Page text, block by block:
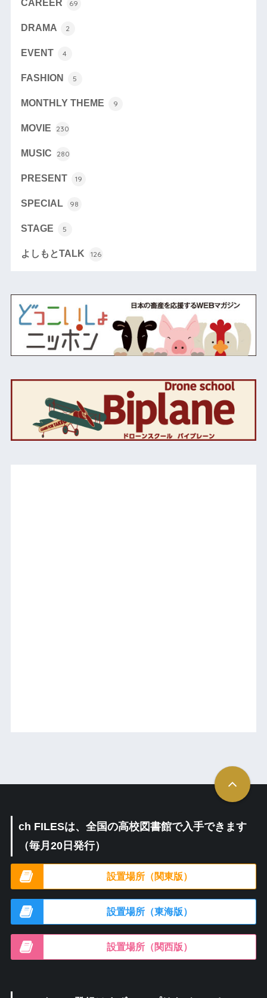
CAREER 69
DRAMA 2
EVENT 4
FASHION 5
MONTHLY THEME 9
MOVIE 230
MUSIC 280
PRESENT 19
SPECIAL 98
STAGE 5
よしもとTALK 126
ch FILESは、全国の高校図書館で入手できます
（毎月20日発行）
設置場所（関東版）
設置場所（東海版）
設置場所（関西版）